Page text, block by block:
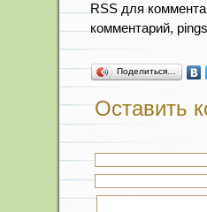
RSS для
комментарий,
Поделиться…
Оставить